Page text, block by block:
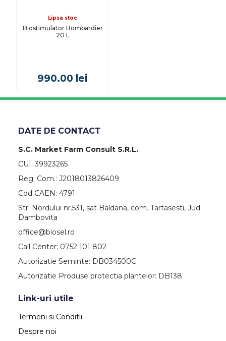
Lipsa stoc
Biostimulator Bombardier
20 L
990.00 lei
DATE DE CONTACT
S.C. Market Farm Consult S.R.L.
CUI: 39923265
Reg. Com.: J2018013826409
Cod CAEN: 4791
Str. Nordului nr.531, sat Baldana, com. Tartasesti, Jud.
Dambovita
office@biosel.ro
Call Center: 0752 101 802
Autorizatie Seminte: DB034500C
Autorizatie Produse protectia plantelor: DB138
Link-uri utile
Termeni si Conditii
Despre noi